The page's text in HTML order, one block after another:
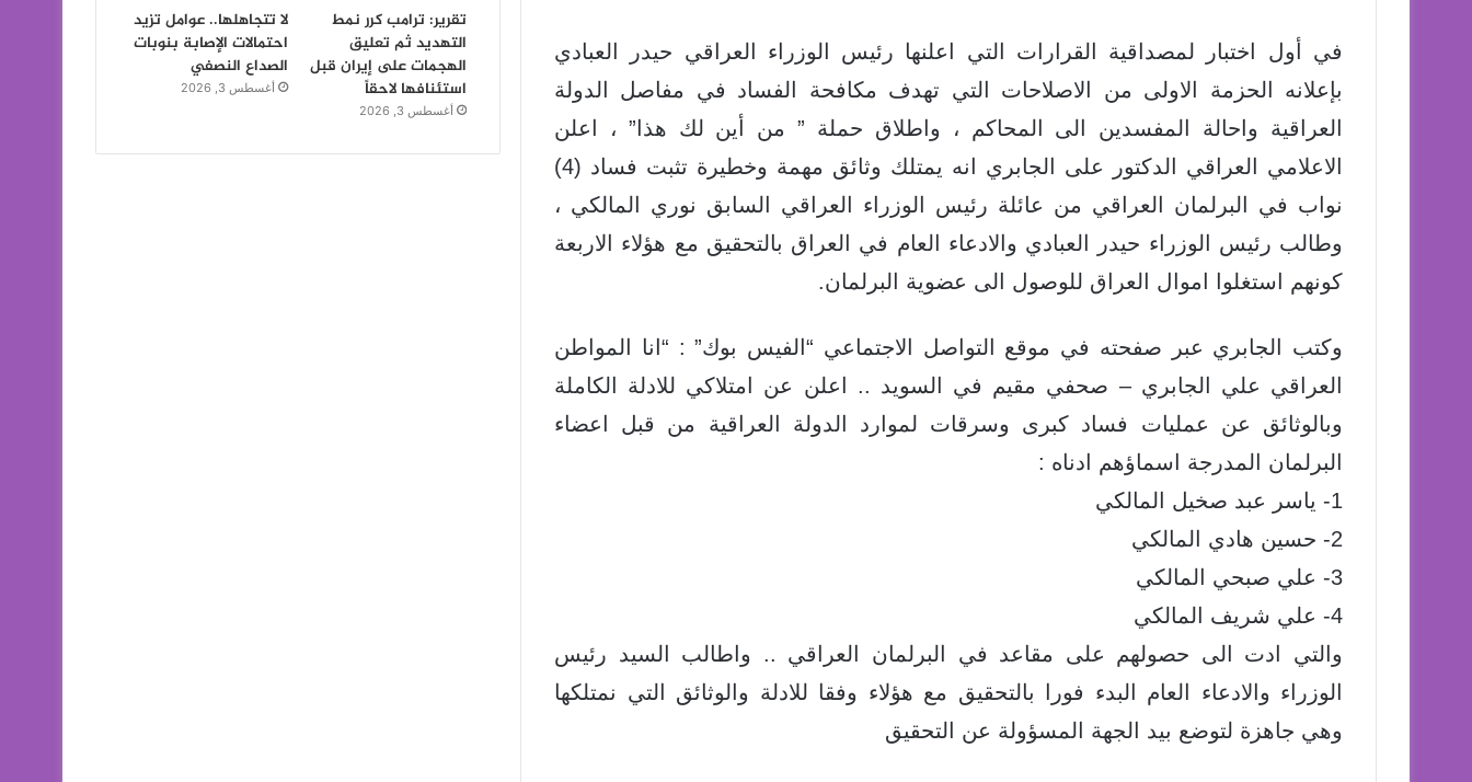
في أول اختبار لمصداقية القرارات التي اعلنها رئيس الوزراء العراقي حيدر العبادي
بإعلانه الحزمة الاولى من الاصلاحات التي تهدف مكافحة الفساد في مفاصل الدولة
العراقية واحالة المفسدين الى المحاكم ، واطلاق حملة ” من أين لك هذا” ، اعلن
الاعلامي العراقي الدكتور على الجابري انه يمتلك وثائق مهمة وخطيرة تثبت فساد (4)
نواب في البرلمان العراقي من عائلة رئيس الوزراء العراقي السابق نوري المالكي ،
وطالب رئيس الوزراء حيدر العبادي والادعاء العام في العراق بالتحقيق مع هؤلاء الاربعة
كونهم استغلوا اموال العراق للوصول الى عضوية البرلمان.
وكتب الجابري عبر صفحته في موقع التواصل الاجتماعي “الفيس بوك” : “انا المواطن
العراقي علي الجابري – صحفي مقيم في السويد .. اعلن عن امتلاكي للادلة الكاملة
وبالوثائق عن عمليات فساد كبرى وسرقات لموارد الدولة العراقية من قبل اعضاء
البرلمان المدرجة اسماؤهم ادناه :
1- ياسر عبد صخيل المالكي
2- حسين هادي المالكي
3- علي صبحي المالكي
4- علي شريف المالكي
والتي ادت الى حصولهم على مقاعد في البرلمان العراقي .. واطالب السيد رئيس
الوزراء والادعاء العام البدء فورا بالتحقيق مع هؤلاء وفقا للادلة والوثائق التي نمتلكها
وهي جاهزة لتوضع بيد الجهة المسؤولة عن التحقيق
تقرير: ترامب كرر نمط
التهديد ثم تعليق
الهجمات على إيران قبل
استئنافها لاحقاً
أغسطس 3, 2026
لا تتجاهلها.. عوامل تزيد
احتمالات الإصابة بنوبات
الصداع النصفي
أغسطس 3, 2026